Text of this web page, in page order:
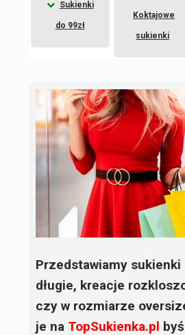
Sukienki
do 99zł
Koktajowe
sukienki
Przedstawiamy
długie, kreacje
czy w rozmiarze
je na TopSukienka.pl